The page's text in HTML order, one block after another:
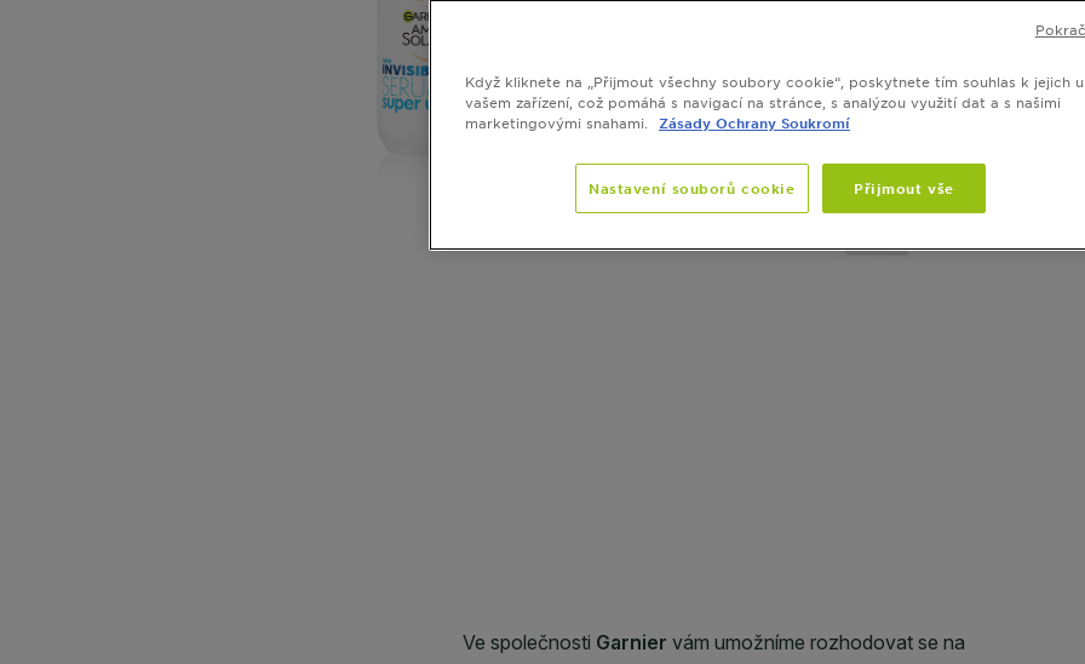
SLIDE 1SLIDE 2
SLIDE 3
SLIDE 4
SLIDE 5
SLIDE 6
SLIDE 7
SLIDE 8
SLIDE 9
SLIDE 10
SLIDE 11
SLIDE 12
SLIDE 13
Nové
okamžitou
ji posiluje.
Když kliknete na „Přijmout všechny soubory cookie“, poskytnete tím souhlas k jejich
vašem zařízení, což pomáhá s navigací na stránce, s analýzou využití dat a s našimi
marketingovými snahami.
Zásady Ochrany Soukromí
Nastavení souborů cookie Přijmout vše